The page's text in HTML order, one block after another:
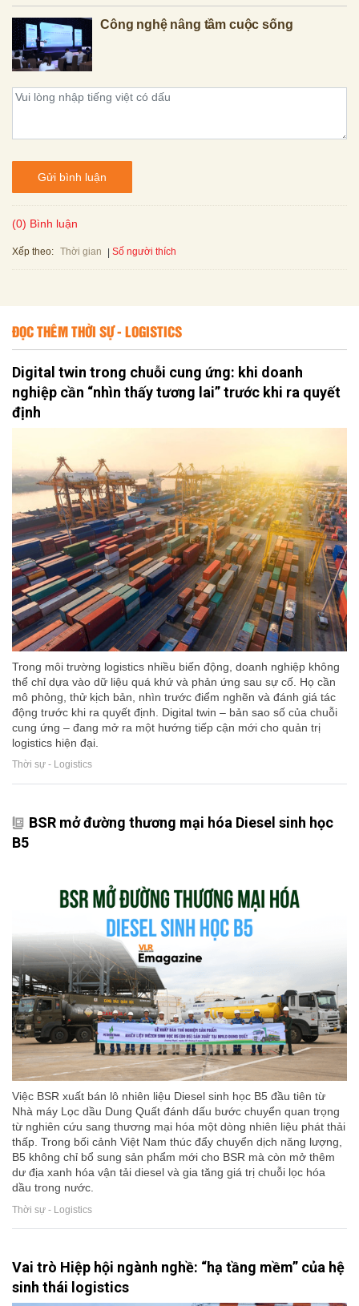
Công nghệ nâng tầm cuộc sống
Gửi bình luận
(0) Bình luận
Xếp theo: Thời gian Số người thích
ĐỌC THÊM THỜI SỰ - LOGISTICS
Digital twin trong chuỗi cung ứng: khi doanh
nghiệp cần “nhìn thấy tương lai” trước khi ra quyết
định
Trong môi trường logistics nhiều biến động, doanh nghiệp không
thể chỉ dựa vào dữ liệu quá khứ và phản ứng sau sự cố. Họ cần
mô phỏng, thử kịch bản, nhìn trước điểm nghẽn và đánh giá tác
động trước khi ra quyết định. Digital twin – bản sao số của chuỗi
cung ứng – đang mở ra một hướng tiếp cận mới cho quản trị
logistics hiện đại.
Thời sự - Logistics
BSR mở đường thương mại hóa Diesel sinh học
B5
Việc BSR xuất bán lô nhiên liệu Diesel sinh học B5 đầu tiên từ
Nhà máy Lọc dầu Dung Quất đánh dấu bước chuyển quan trọng
từ nghiên cứu sang thương mại hóa một dòng nhiên liệu phát thải
thấp. Trong bối cảnh Việt Nam thúc đẩy chuyển dịch năng lượng,
B5 không chỉ bổ sung sản phẩm mới cho BSR mà còn mở thêm
dư địa xanh hóa vận tải diesel và gia tăng giá trị chuỗi lọc hóa
dầu trong nước.
Thời sự - Logistics
Vai trò Hiệp hội ngành nghề: “hạ tầng mềm” của hệ
sinh thái logistics